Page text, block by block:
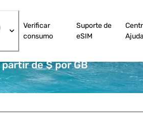
Verificar
consumo
Suporte de
eSIM
Ajuda
de $ por GB